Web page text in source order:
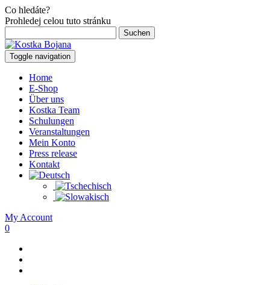
Co hledáte?
Prohledej celou tuto stránku
nach:
Toggle navigation
Home
E-Shop
Über uns
Kostka Team
Schulungen
Veranstaltungen
Mein Konto
Press release
Kontakt
My Account
0